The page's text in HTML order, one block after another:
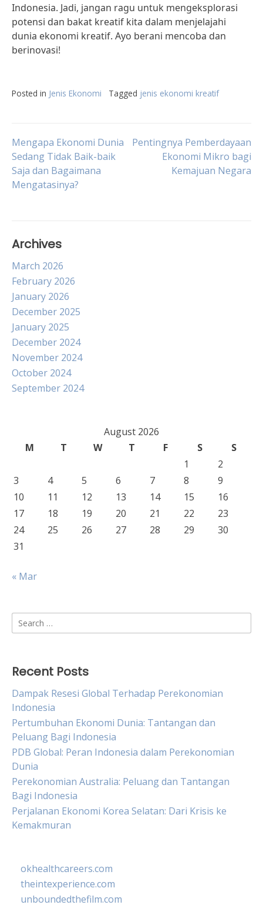
Indonesia. Jadi, jangan ragu untuk mengeksplorasi
potensi dan bakat kreatif kita dalam menjelajahi
dunia ekonomi kreatif. Ayo berani mencoba dan
berinovasi!
Posted in Jenis Ekonomi Tagged jenis ekonomi kreatif
Post
navigation
Mengapa Ekonomi Dunia
Sedang Tidak Baik-baik
Saja dan Bagaimana
Mengatasinya?
Pentingnya Pemberdayaan
Ekonomi Mikro bagi
Kemajuan Negara
Archives
March 2026
February 2026
January 2026
December 2025
January 2025
December 2024
November 2024
October 2024
September 2024
August 2026
M
T W T F S
S
1
2
3
4 5 6 7 8
9
10
11 12 13 14 15
16
17
18 19 20 21 22
23
24
25 26 27 28 29
30
31
« Mar
Search
for:
Recent Posts
Dampak Resesi Global Terhadap Perekonomian
Indonesia
Pertumbuhan Ekonomi Dunia: Tantangan dan
Peluang Bagi Indonesia
PDB Global: Peran Indonesia dalam Perekonomian
Dunia
Perekonomian Australia: Peluang dan Tantangan
Bagi Indonesia
Perjalanan Ekonomi Korea Selatan: Dari Krisis ke
Kemakmuran
okhealthcareers.com
theintexperience.com
unboundedthefilm.com